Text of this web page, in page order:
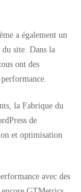
a également un
site. Dans la
ont des
la Fabrique du
de
et optimisation
avec des